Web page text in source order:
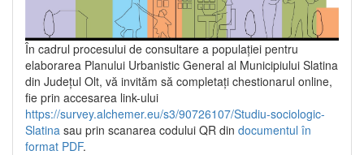
În cadrul procesului de consultare a populaţiei pentru
elaborarea Planului Urbanistic General al Municipiului Slatina
din Județul Olt, vă invităm să completați chestionarul online,
fie prin accesarea link-ului
https://survey.alchemer.eu/s3/90726107/Studiu-sociologic-
Slatina sau prin scanarea codului QR din documentul în
format PDF.